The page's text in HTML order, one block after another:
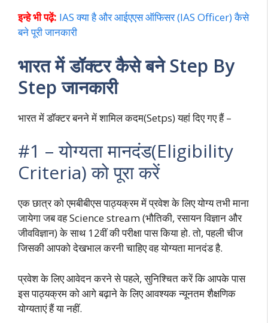
इन्हे भी पढ़ें: IAS क्या है और आईएएस ऑफिसर (IAS Officer) कैसे
बने पूरी जानकारी
भारत में डॉक्टर कैसे बने Step By
Step जानकारी
भारत में डॉक्टर बनने में शामिल कदम(Setps) यहां दिए गए हैं –
#1 – योग्यता मानदंड(Eligibility
Criteria) को पूरा करें
एक छात्र को एमबीबीएस पाठ्यक्रम में प्रवेश के लिए योग्य तभी माना
जायेगा जब वह Science stream (भौतिकी, रसायन विज्ञान और
जीवविज्ञान) के साथ 12वीं की परीक्षा पास किया हो. तो, पहली चीज
जिसकी आपको देखभाल करनी चाहिए वह योग्यता मानदंड है.
प्रवेश के लिए आवेदन करने से पहले, सुनिश्चित करें कि आपके पास
इस पाठ्यक्रम को आगे बढ़ाने के लिए आवश्यक न्यूनतम शैक्षणिक
योग्यताएं हैं या नहीं.